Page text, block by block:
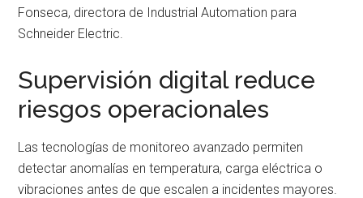
Fonseca, directora de Industrial Automation para
Schneider Electric.
Supervisión digital reduce
riesgos operacionales
Las tecnologías de monitoreo avanzado permiten
detectar anomalías en temperatura, carga eléctrica o
vibraciones antes de que escalen a incidentes mayores.